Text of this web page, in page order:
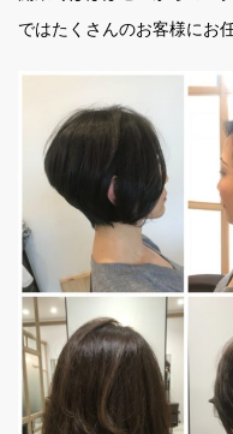
ではたくさんのお客様にお